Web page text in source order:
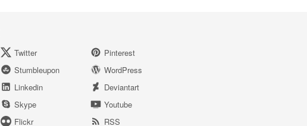
Twitter
Pinterest
Stumbleupon
WordPress
Linkedin
Deviantart
Skype
Youtube
Flickr RSS